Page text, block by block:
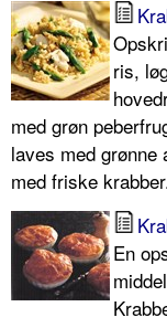
ris,
med grøn
laves med
med friske
En